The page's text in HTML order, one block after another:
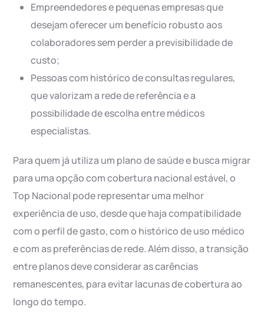
Empreendedores e pequenas empresas que
desejam oferecer um benefício robusto aos
colaboradores sem perder a previsibilidade de
custo;
Pessoas com histórico de consultas regulares,
que valorizam a rede de referência e a
possibilidade de escolha entre médicos
especialistas.
Para quem já utiliza um plano de saúde e busca migrar
para uma opção com cobertura nacional estável, o
Top Nacional pode representar uma melhor
experiência de uso, desde que haja compatibilidade
com o perfil de gasto, com o histórico de uso médico
e com as preferências de rede. Além disso, a transição
entre planos deve considerar as carências
remanescentes, para evitar lacunas de cobertura ao
longo do tempo.